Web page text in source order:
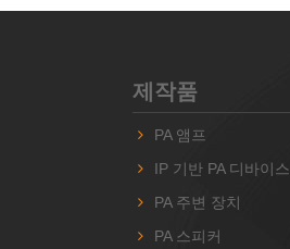
제작품
PA 앰프
IP 기반 PA 디바이스
PA 주변 장치
PA 스피커